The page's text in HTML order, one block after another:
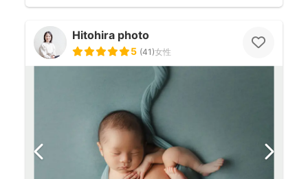
Hitohira photo
5 (41)女性